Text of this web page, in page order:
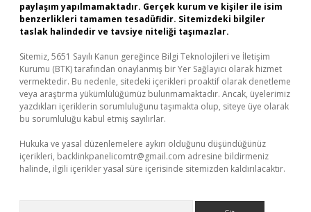
paylaşım yapılmamaktadır. Gerçek kurum ve kişiler ile isim
benzerlikleri tamamen tesadüfidir. Sitemizdeki bilgiler
taslak halindedir ve tavsiye niteliği taşımazlar.
Sitemiz, 5651 Sayılı Kanun gereğince Bilgi Teknolojileri ve İletişim
Kurumu (BTK) tarafından onaylanmış bir Yer Sağlayıcı olarak hizmet
vermektedir. Bu nedenle, sitedeki içerikleri proaktif olarak denetleme
veya araştırma yükümlülüğümüz bulunmamaktadır. Ancak, üyelerimiz
yazdıkları içeriklerin sorumluluğunu taşımakta olup, siteye üye olarak
bu sorumluluğu kabul etmiş sayılırlar.
Hukuka ve yasal düzenlemelere aykırı olduğunu düşündüğünüz
içerikleri, backlinkpanelicomtr@gmail.com adresine bildirmeniz
halinde, ilgili içerikler yasal süre içerisinde sitemizden kaldırılacaktır.